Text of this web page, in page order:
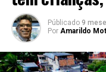
Públicado 9
Por Amarildo